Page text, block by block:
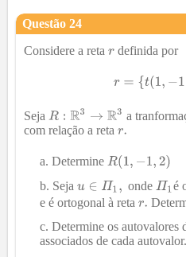
Questão 24
Considere a reta
definida por
Seja
a
com relação a reta
Determine
Seja
onde
é
e é ortogonal à reta
Determine os autovalores
associados de cada autovalor.